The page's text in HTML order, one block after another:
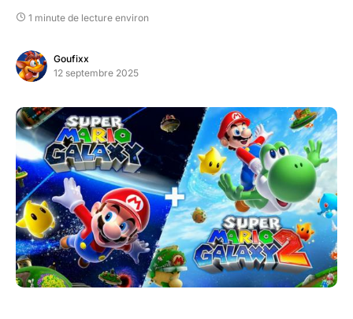
1 minute de lecture environ
Goufixx
12 septembre 2025